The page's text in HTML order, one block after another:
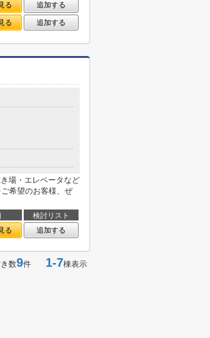
る
追加する
る 追加する
場・エレベータなど
希望のお客様、ぜ
検討リスト
る 追加する
数9件 1-7棟表示